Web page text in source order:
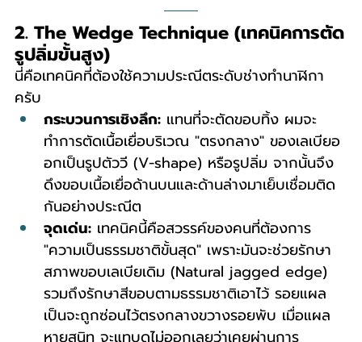
2. The Wedge Technique (เทคนิคการตัด
รูปลิ่มขั้นสูง)
นี่คือเทคนิคที่ต้องใช้ความประณีตระดับช่างทำนาฬิกา
ครับ
กระบวนการเชิงลึก: แทนที่จะตัดขอบทิ้ง ผมจะ
ทำการตัดเนื้อเยื่อบริเวณ "ตรงกลาง" ของเลเบียอ
อกเป็นรูปตัววี (V-shape) หรือรูปลิ่ม จากนั้นจึง
ดึงขอบเนื้อเยื่อด้านบนและด้านล่างมาเย็บเชื่อมติด
กันอย่างประณีต
จุดเด่น: เทคนิคนี้คือสวรรค์ของคนที่ต้องการ
"ความเป็นธรรมชาติขั้นสุด" เพราะมันจะช่วยรักษา
สภาพขอบเลเบียเดิม (Natural jagged edge)
รวมถึงรักษาสีขอบตามธรรมชาติเอาไว้ รอยแผล
เป็นจะถูกซ่อนไว้ตรงกลางขวางรอยพับ เมื่อแผล
หายสนิท จะแทบดูไม่ออกเลยว่าเคยผ่านการ